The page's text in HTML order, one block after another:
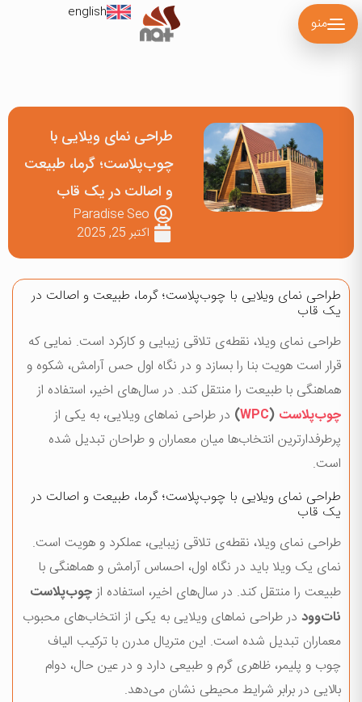
منو
english
طراحی نمای ویلایی با
چوب‌پلاست؛ گرما، طبیعت
و اصالت در یک قاب
Paradise Seo
اکتبر 25, 2025
طراحی نمای ویلایی با چوب‌پلاست؛ گرما، طبیعت و اصالت در
یک قاب
طراحی نمای ویلا، نقطه‌ی تلاقی زیبایی و کارکرد است. نمایی که
قرار است هویت بنا را بسازد و در نگاه اول حس آرامش، شکوه و
هماهنگی با طبیعت را منتقل کند. در سال‌های اخیر، استفاده از
چوب‌پلاست (
WPC
) در طراحی نماهای ویلایی، به یکی از
پرطرفدارترین انتخاب‌ها میان معماران و طراحان تبدیل شده
است.
طراحی نمای ویلایی با چوب‌پلاست؛ گرما، طبیعت و اصالت در
یک قاب
طراحی نمای ویلا، نقطه‌ی تلاقی زیبایی، عملکرد و هویت است.
نمای یک ویلا باید در نگاه اول، احساس آرامش و هماهنگی با
طبیعت را منتقل کند. در سال‌های اخیر، استفاده ازچوب‌پلاست
نات‌وود در طراحی نماهای ویلایی به یکی از انتخاب‌های محبوب
معماران تبدیل شده است. این متریال مدرن با ترکیب الیاف
چوب و پلیمر، ظاهری گرم و طبیعی دارد و در عین حال، دوام
بالایی در برابر شرایط محیطی نشان می‌دهد.